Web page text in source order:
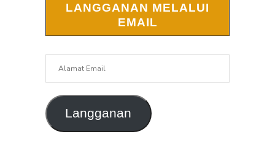
LANGGANAN MELALUI
EMAIL
Langganan